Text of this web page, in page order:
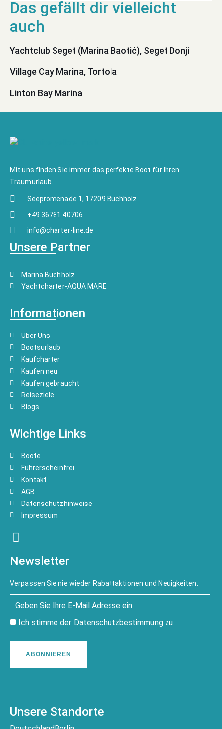
Yachtclub Seget (Marina Baotić), Seget Donji
Village Cay Marina, Tortola
Linton Bay Marina
Mit uns finden Sie immer das perfekte Boot für Ihren
Traumurlaub.
Seepromenade 1, 17209 Buchholz
+49 36781 40706
info@charter-line.de
Unsere Partner
Marina Buchholz
Yachtcharter-AQUA MARE
Informationen
Über Uns
Bootsurlaub
Kaufcharter
Kaufen neu
Kaufen gebraucht
Reiseziele
Blogs
Wichtige Links
Boote
Führerscheinfrei
Kontakt
AGB
Datenschutzhinweise
Impressum
Newsletter
Verpassen Sie nie wieder Rabattaktionen und Neuigkeiten.
Ich stimme der Datenschutzbestimmungzu
ABONNIEREN
Unsere Standorte